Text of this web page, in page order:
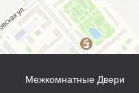
Межкомнатные Двери